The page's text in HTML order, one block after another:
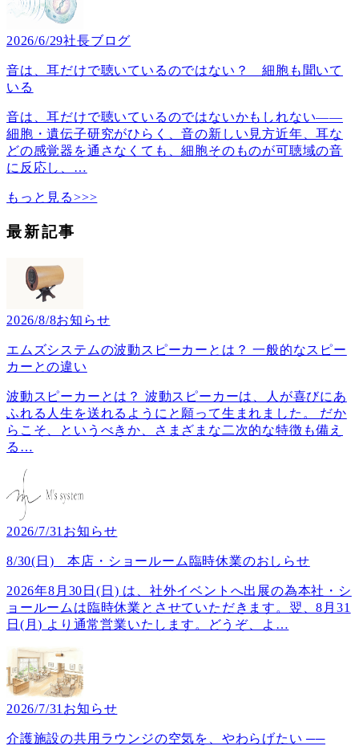
2026/6/29社長ブログ
音は、耳だけで聴いているのではない？ 細胞も聞いて
いる
音は、耳だけで聴いているのではないかもしれない――
細胞・遺伝子研究がひらく、音の新しい見方近年、耳な
どの感覚器を通さなくても、細胞そのものが可聴域の音
に反応し、 …
もっと見る>>>
最新記事
2026/8/8お知らせ
エムズシステムの波動スピーカーとは？ 一般的なスピー
カーとの違い
波動スピーカーとは？ 波動スピーカーは、人が喜びにあ
ふれる人生を送れるようにと願って生まれました。 だか
らこそ、というべきか、さまざまな二次的な特徴も備え
る …
2026/7/31 お知らせ
8/30(日) 本店・ショールーム臨時休業のおしらせ
2026年8月30日(日) は、社外イベントへ出展の為本社・シ
ョールームは臨時休業とさせていただきます。翌、8月31
日(月) より通常営業いたします。どうぞ、よ …
2026/7/31 お知らせ
介護施設の共用ラウンジの空気を、やわらげたい ──